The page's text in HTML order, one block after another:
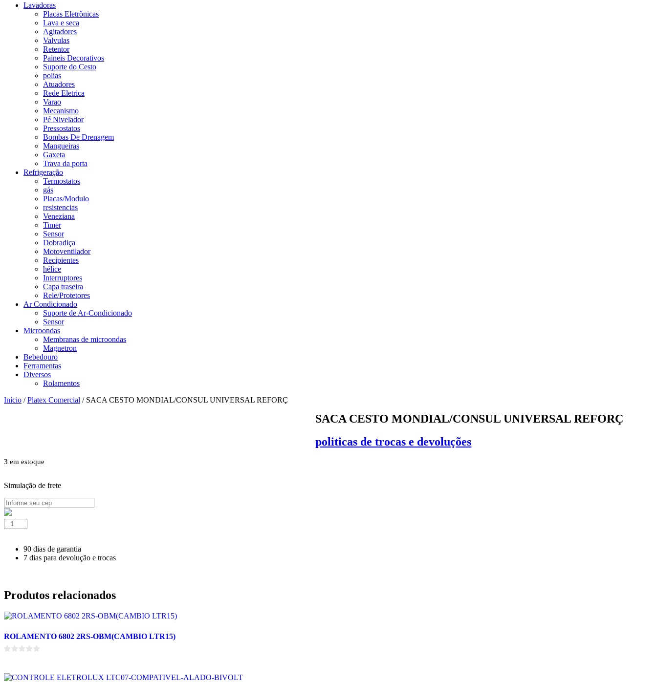
Lavadoras
Placas Eletrônicas
Lava e seca
Agitadores
Valvulas
Retentor
Paineis Decorativos
Suporte do Cesto
polias
Atuadores
Rede Eletrica
Varao
Mecanismo
Pé Nivelador
Pressostatos
Bombas De Drenagem
Mangueiras
Gaxeta
Trava da porta
Refrigeração
Termostatos
gás
Placas/Modulo
resistencias
Veneziana
Timer
Sensor
Dobradiça
Motoventilador
Recipientes
hélice
Interruptores
Capa traseira
Rele/Protetores
Ar Condicionado
Suporte de Ar-Condicionado
Sensor
Microondas
Membranas de microondas
Magnetron
Bebedouro
Ferramentas
Diversos
Rolamentos
Início /Platex Comercial / SACA CESTO MONDIAL/CONSUL UNIVERSAL REFORÇ
SACA CESTO MONDIAL/CONSUL UNIVERSAL REFORÇ
politicas de trocas e devoluções
3 em estoque
Simulação de frete
SACA
CESTO
UNIVERSAL
REFORÇ
90 dias de garantia
7 dias para devolução e trocas
Produtos relacionados
ROLAMENTO 6802 2RS-OBM(CAMBIO LTR15)